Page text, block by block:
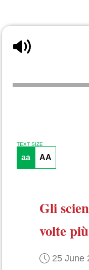
TEXT SIZE
aa AA
Gli
volte
25 June